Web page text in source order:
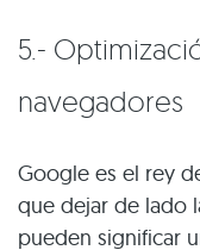
5.-
navegadores
Google es el rey
que dejar de lado
pueden significar